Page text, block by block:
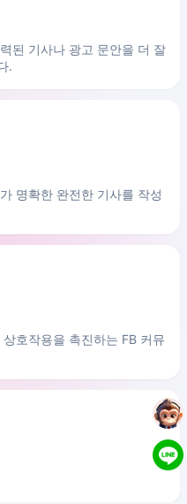
된 기사나 광고 문안을 더 잘
.
명확한 완전한 기사를 작성
호작용을 촉진하는 FB 커뮤